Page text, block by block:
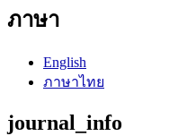
ภาษา
English
ภาษาไทย
journal_info